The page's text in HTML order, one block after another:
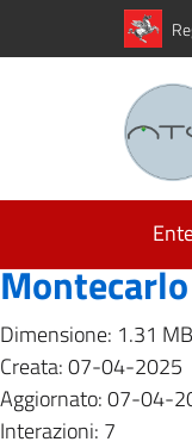
Montecarlo
Dimensione: 1.31 MB
Creata: 07-04-2025
Aggiornato: 07-04-
Interazioni: 7